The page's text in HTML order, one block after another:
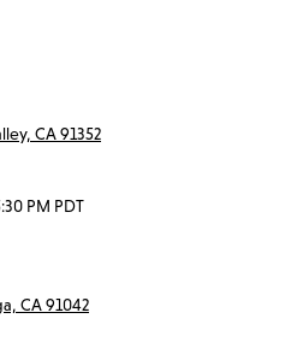
CA 91352
PM PDT
CA 91042